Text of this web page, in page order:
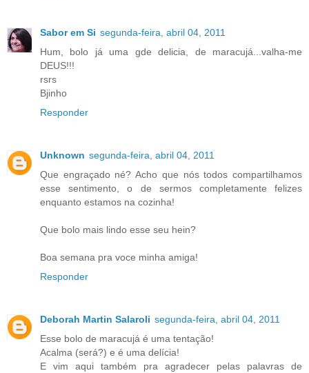
Sabor em Si segunda-feira, abril 04, 2011
Hum, bolo já uma gde delicia, de maracujá...valha-me
DEUS!!!
rsrs
Bjinho
Responder
Unknown segunda-feira, abril 04, 2011
Que engraçado né? Acho que nós todos compartilhamos
esse sentimento, o de sermos completamente felizes
enquanto estamos na cozinha!
Que bolo mais lindo esse seu hein?
Boa semana pra voce minha amiga!
Responder
Deborah Martin Salaroli segunda-feira, abril 04, 2011
Esse bolo de maracujá é uma tentação!
Acalma (será?) e é uma delícia!
E vim aqui também pra agradecer pelas palavras de